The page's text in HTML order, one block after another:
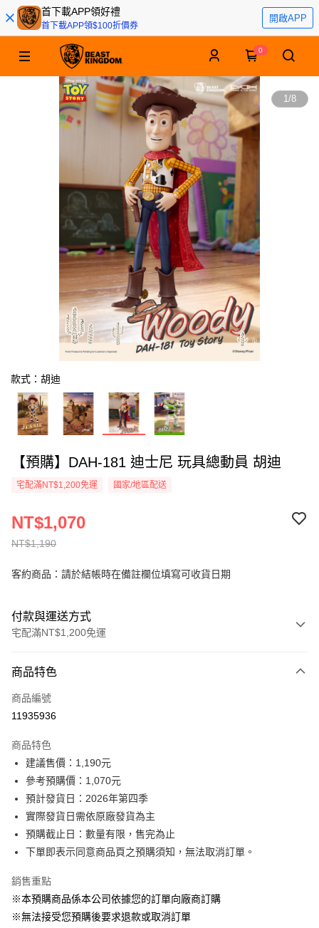
首下載APP領好禮
首下載APP領$100折價券
開啟APP
0
1/8
款式：胡迪
【預購】DAH-181 迪士尼 玩具總動員 胡迪
宅配滿NT$1,200免運 國家/地區配送
NT$1,190
NT$1,070
客約商品：請於結帳時在備註欄位填寫可收貨日期
付款與運送方式
宅配滿NT$1,200免運
信用卡一次付款
信用卡分期付款
玉山商業銀行
6 期 0 利率 每期
LINE Pay
Apple Pay
街口支付
悠遊付
Google Pay
商品特色
商品編號
11935936
商品特色
建議售價：1,190元
參考預購價：1,070元
預計發貨日：2026年第四季
實際發貨日需依原廠發貨為主
預購截止日：數量有限，售完為止
下單即表示同意商品頁之預購須知，無法取消訂單。
銷售重點
※本預購商品係本公司依據您的訂單向廠商訂購
※無法接受您預購後要求退款或取消訂單